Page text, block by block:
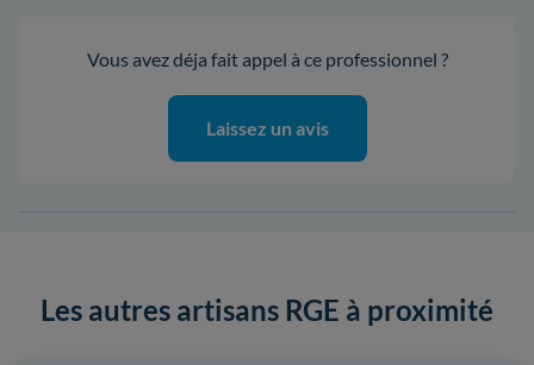
Vous avez déja fait appel à ce professionnel ?
Laissez un avis
Les autres artisans RGE à proximité